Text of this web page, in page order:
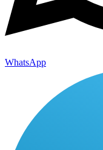
WhatsApp